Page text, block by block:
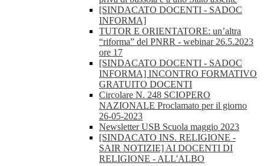
[SINDACATO DOCENTI - SADOC
INFORMA]
TUTOR E ORIENTATORE: un’altra
“riforma” del PNRR - webinar 26.5.2023
ore 17
[SINDACATO DOCENTI - SADOC
INFORMA] INCONTRO FORMATIVO
GRATUITO DOCENTI
Circolare N. 248 SCIOPERO
NAZIONALE Proclamato per il giorno
26-05-2023
Newsletter USB Scuola maggio 2023
[SINDACATO INS. RELIGIONE -
SAIR NOTIZIE] AI DOCENTI DI
RELIGIONE - ALL'ALBO